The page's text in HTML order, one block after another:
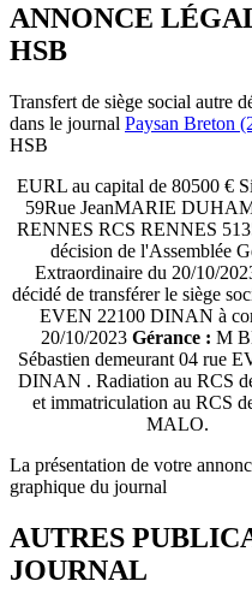
ANNONCE
HSB
Transfert de siège social autre
dans le journal Paysan Breton
HSB
EURL au capital de 80500 €
59Rue JeanMARIE
RENNES RCS RENNES
décision de l'Assemblée
Extraordinaire du 20/10/
décidé de transférer le siège
EVEN 22100 DINAN à
20/10/2023 Gérance : M
Sébastien demeurant 04 rue
DINAN . Radiation au RCS
et immatriculation au RCS
MALO.
La présentation de votre
graphique du journal
AUTRES
JOURNAL